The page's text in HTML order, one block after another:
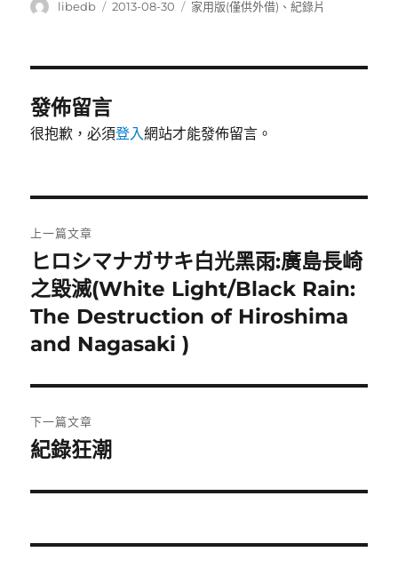
作
libedb
發
2013-08-30
分
家用版(僅供外借) 、紀錄片
發佈留言
很抱歉，必須登入網站才能發佈留言。
章
導
覽
上一篇文章
上
一
篇
ヒロシマナガサキ白光黑雨:廣島長崎
之毀滅(White Light/Black Rain:
The Destruction of Hiroshima
and Nagasaki )
下一篇文章
下
篇
章:
紀錄狂潮